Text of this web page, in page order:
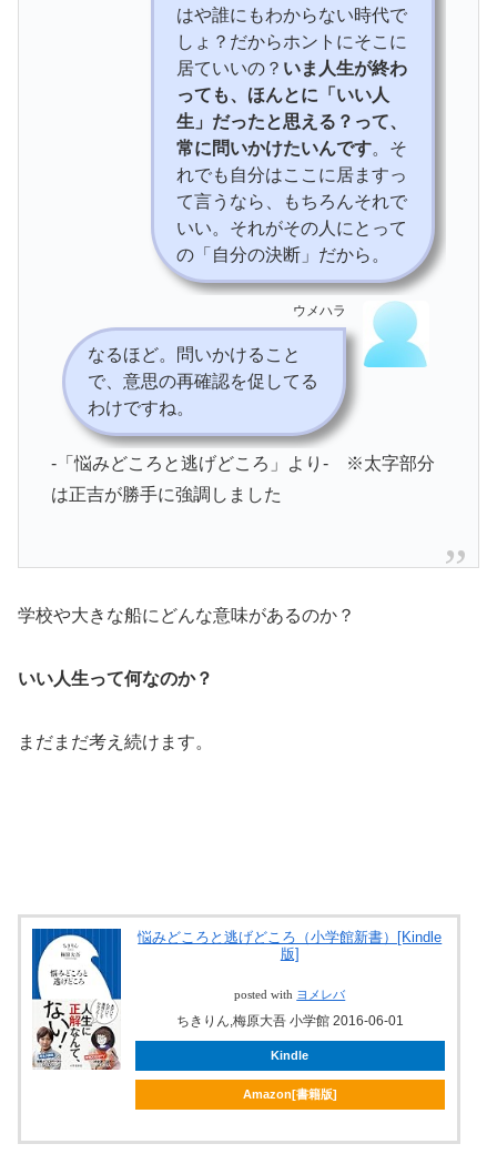
はや誰にもわからない時代で
しょ？だからホントにそこに
居ていいの？ いま人生が終わ
っても、ほんとに「いい人
生」だったと思える？って、
常に問いかけたいんです。そ
れでも自分はここに居ますっ
て言うなら、もちろんそれで
いい。それがその人にとって
の「自分の決断」だから。
ウメハラ
なるほど。問いかけること
で、意思の再確認を促してる
わけですね。
-「悩みどころと逃げどころ」より- ※太字部分
は正吉が勝手に強調しました
学校や大きな船にどんな意味があるのか？
いい人生って何なのか？
まだまだ考え続けます。
悩みどころと逃げどころ（小学館新書）[Kindle
版]
posted with ヨメレバ
ちきりん,梅原大吾 小学館 2016-06-01
Kindle
Amazon[書籍版]